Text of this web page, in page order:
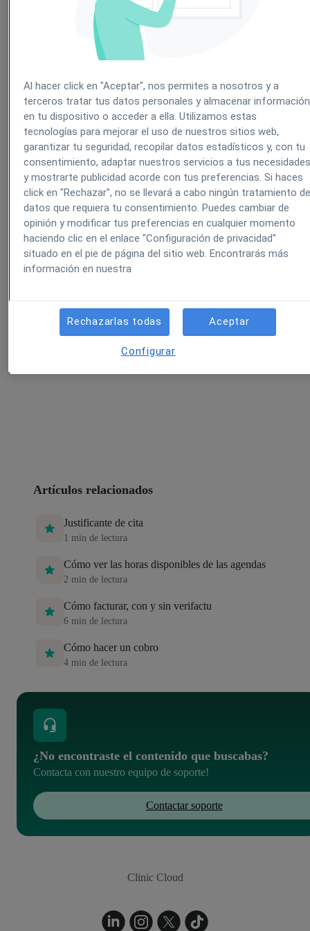
Podemos realizar el pago adelantado de las citas de
una manera muy fácil e intuitiva. Solamente
tenemos abrir la cita, clicamos en el botón “Pagar”
realizamos la operación.
Una vez realizado el pago, podremos ver como
nuestra cita sigue con el ESTADO “Pendiente”, pero
podemos comprobar que está Pagada:
Artículos relacionados
Justificante de cita
1 min de lectura
Cómo ver las horas disponibles de las agendas
2 min de lectura
Cómo facturar, con y sin verifactu
6 min de lectura
Cómo hacer un cobro
4 min de lectura
¿No encontraste el contenido que buscabas?
Contacta con nuestro equipo de soporte!
Contactar soporte
Clinic Cloud
Al hacer click en "Aceptar", nos permites a nosotros y a
terceros tratar tus datos personales y almacenar información
en tu dispositivo o acceder a ella. Utilizamos estas
tecnologías para mejorar el uso de nuestros sitios web,
garantizar tu seguridad, recopilar datos estadísticos y, con tu
consentimiento, adaptar nuestros servicios a tus
y mostrarte publicidad acorde con tus preferencias. Si haces
click en "Rechazar", no se llevará a cabo ningún tratamiento
datos que requiera tu consentimiento. Puedes cambiar de
opinión y modificar tus preferencias en cualquier momento
haciendo clic en el enlace "Configuración de privacidad"
situado en el pie de página del sitio web. Encontrarás más
información en nuestra
Rechazarlas todas Aceptar
Configurar